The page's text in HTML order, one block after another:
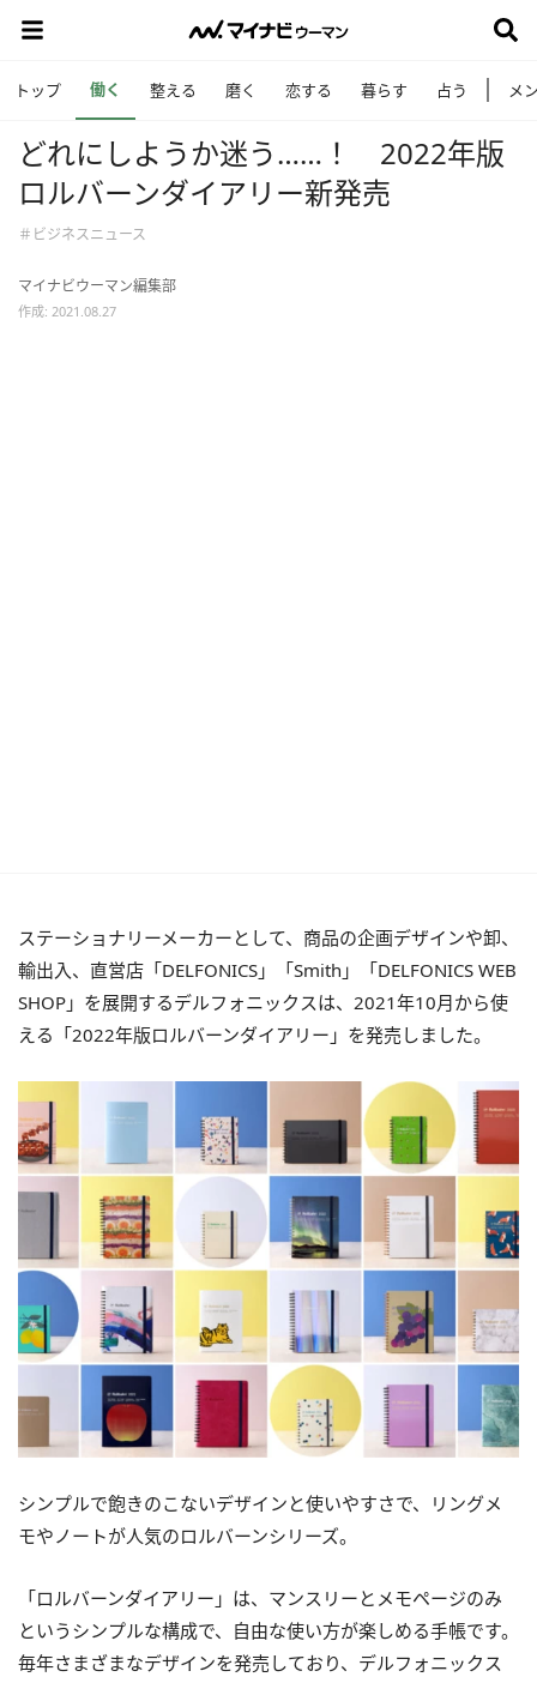
トップ 働く 整える 磨く 恋する 暮らす 占う メ
どれにしようか迷う……！ 2022年版
ロルバーンダイアリー新発売
＃ビジネスニュース
マイナビウーマン編集部
作成: 2021.08.27
ステーショナリーメーカーとして、商品の企画デザインや卸、
輸出入、直営店「DELFONICS」「Smith」「DELFONICS WEB
SHOP」を展開するデルフォニックスは、2021年10月から使
える「2022年版ロルバーンダイアリー」を発売しました。
シンプルで飽きのこないデザインと使いやすさで、リングメ
モやノートが人気のロルバーンシリーズ。
「ロルバーンダイアリー」は、マンスリーとメモページのみ
というシンプルな構成で、自由な使い方が楽しめる手帳です。
毎年さまざまなデザインを発売しており、デルフォニックス